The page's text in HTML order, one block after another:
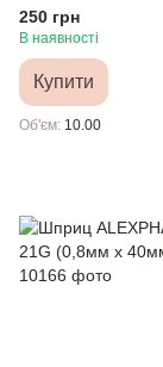
250 грн
В наявності
Купити
Об'єм 10.00